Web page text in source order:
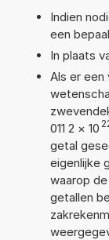
Indien
een
In plaats
Als er een
011 2 × 10
getal
eigenlijke
waarop
getallen